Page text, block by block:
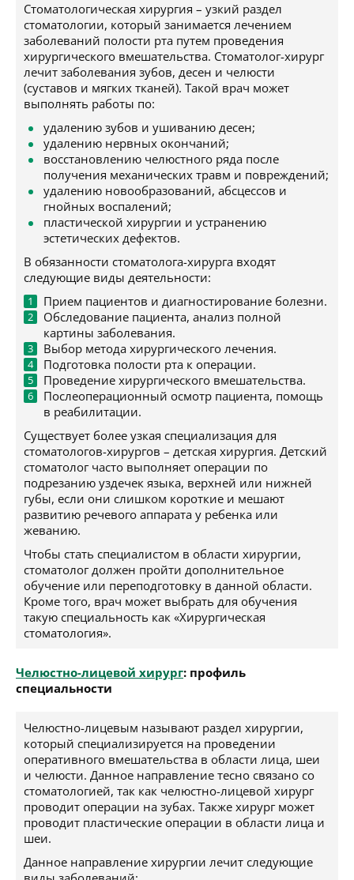
Стоматологическая хирургия – узкий раздел
стоматологии, который занимается лечением
заболеваний полости рта путем проведения
хирургического вмешательства. Стоматолог-хирург
лечит заболевания зубов, десен и челюсти
(суставов и мягких тканей). Такой врач может
выполнять работы по:
удалению зубов и ушиванию десен;
удалению нервных окончаний;
восстановлению челюстного ряда после
получения механических травм и повреждений;
удалению новообразований, абсцессов и
гнойных воспалений;
пластической хирургии и устранению
эстетических дефектов.
В обязанности стоматолога-хирурга входят
следующие виды деятельности:
Прием пациентов и диагностирование болезни.
Обследование пациента, анализ полной
картины заболевания.
Выбор метода хирургического лечения.
Подготовка полости рта к операции.
Проведение хирургического вмешательства.
Послеоперационный осмотр пациента, помощь
в реабилитации.
Существует более узкая специализация для
стоматологов-хирургов – детская хирургия. Детский
стоматолог часто выполняет операции по
подрезанию уздечек языка, верхней или нижней
губы, если они слишком короткие и мешают
развитию речевого аппарата у ребенка или
жеванию.
Чтобы стать специалистом в области хирургии,
стоматолог должен пройти дополнительное
обучение или переподготовку в данной области.
Кроме того, врач может выбрать для обучения
такую специальность как «Хирургическая
стоматология».
Челюстно-лицевой хирург: профиль
специальности
Челюстно-лицевым называют раздел хирургии,
который специализируется на проведении
оперативного вмешательства в области лица, шеи
и челюсти. Данное направление тесно связано со
стоматологией, так как челюстно-лицевой хирург
проводит операции на зубах. Также хирург может
проводит пластические операции в области лица и
шеи.
Данное направление хирургии лечит следующие